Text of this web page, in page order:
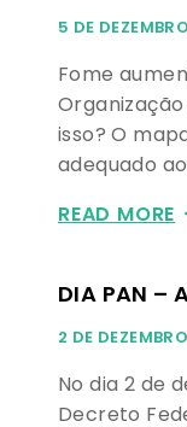
5 DE
Fome
isso? O
adequado
READ MORE
DIA PAN –
2 DE
No dia 2 de
Decreto